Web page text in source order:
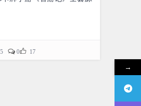
0 17
→